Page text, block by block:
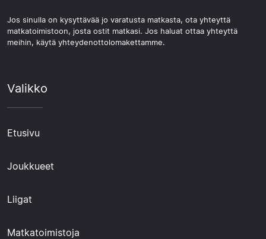
Jos sinulla on kysyttävää jo varatusta matkasta, ota yhteyttä
matkatoimistoon, josta ostit matkasi. Jos haluat ottaa yhteyttä
meihin, käytä yhteydenottolomakettamme.
Valikko
Etusivu
Joukkueet
Liigat
Matkatoimistoja